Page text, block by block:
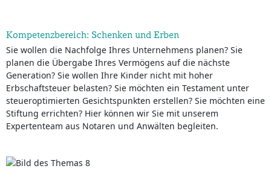
Kompetenzbereich: Schenken und Erben
Sie wollen die Nachfolge Ihres Unternehmens planen? Sie
planen die Übergabe Ihres Vermögens auf die nächste
Generation? Sie wollen Ihre Kinder nicht mit hoher
Erbschaftsteuer belasten? Sie möchten ein Testament unter
steueroptimierten Gesichtspunkten erstellen? Sie möchten eine
Stiftung errichten? Hier können wir Sie mit unserem
Expertenteam aus Notaren und Anwälten begleiten.